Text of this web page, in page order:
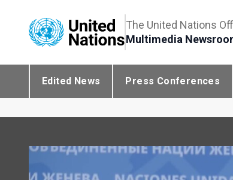
The United Nations
Multimedia
Edited News Press Conferences